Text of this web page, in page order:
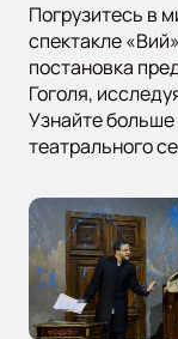
Погрузитесь в
спектакле
постановка
Гоголя,
Узнайте
театрального